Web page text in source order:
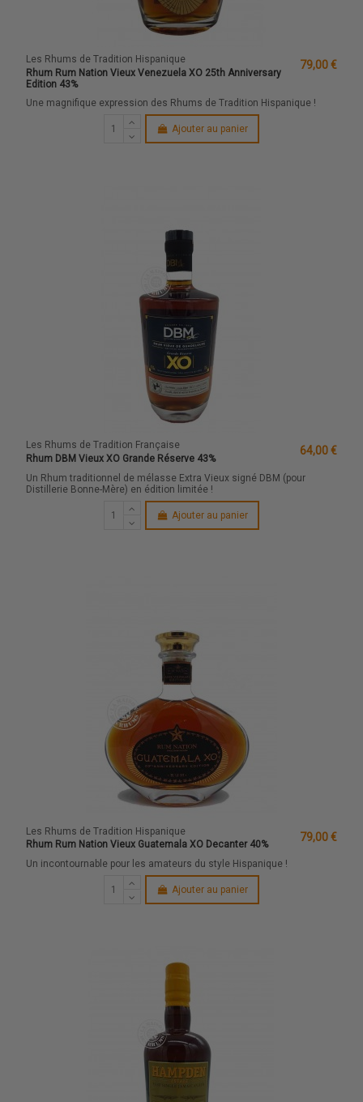
Les Rhums de Tradition Hispanique
Rhum Rum Nation Vieux Venezuela XO 25th Anniversary
Edition 43%
79,00 €
Une magnifique expression des Rhums de Tradition Hispanique !
Ajouter au panier
Les Rhums de Tradition Française
Rhum DBM Vieux XO Grande Réserve 43%
64,00 €
Un Rhum traditionnel de mélasse Extra Vieux signé DBM (pour
Distillerie Bonne-Mère) en édition limitée !
Ajouter au panier
Les Rhums de Tradition Hispanique
Rhum Rum Nation Vieux Guatemala XO Decanter 40%
79,00 €
Un incontournable pour les amateurs du style Hispanique !
Ajouter au panier